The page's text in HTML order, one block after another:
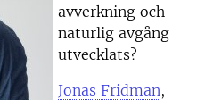
avverkning och
naturlig avgång
utvecklats?
Jonas Fridman,